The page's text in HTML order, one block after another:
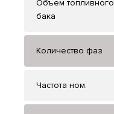
Объем топливного
бака
Количество фаз
Частота ном.